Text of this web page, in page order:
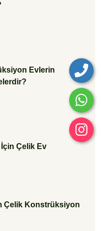
Evlerin
Çelik Ev
Çelik Konstrüksiyon